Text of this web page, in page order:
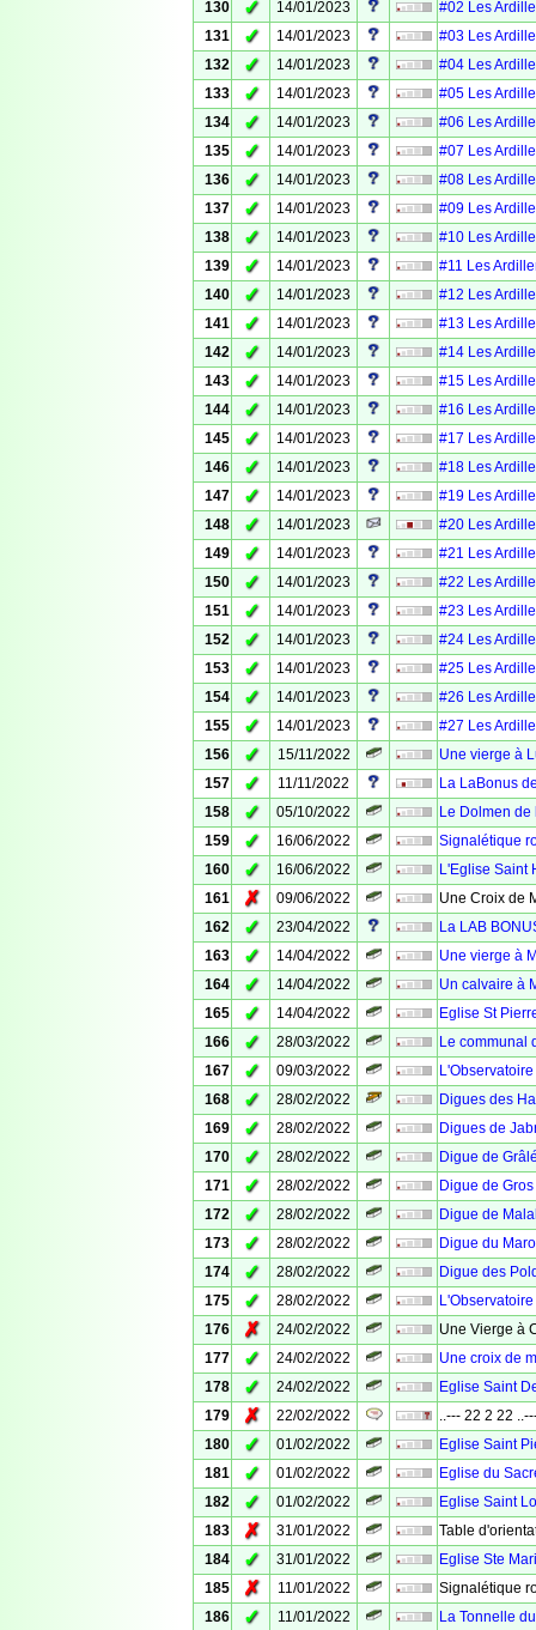
130 ✓ 14/01/2023
#02 Les
131
✓ 14/01/2023
#03 Les
132
✓ 14/01/2023
#04 Les
133
✓ 14/01/2023
#05 Les
134
✓ 14/01/2023
#06 Les
135
✓ 14/01/2023
#07 Les
136
✓ 14/01/2023
#08 Les
137
✓ 14/01/2023
#09 Les
138
✓ 14/01/2023
#10 Les
139
✓ 14/01/2023
#11 Les
140
✓ 14/01/2023
#12 Les
141
✓ 14/01/2023
#13 Les
142
✓ 14/01/2023
#14 Les
143
✓ 14/01/2023
#15 Les
144
✓ 14/01/2023
#16 Les
145
✓ 14/01/2023
#17 Les
146
✓ 14/01/2023
#18 Les
147
✓ 14/01/2023
#19 Les
148
✓ 14/01/2023
#20 Les
149
✓ 14/01/2023
#21 Les
150
✓ 14/01/2023
#22 Les
151
✓ 14/01/2023
#23 Les
152
✓ 14/01/2023
#24 Les
153
✓ 14/01/2023
#25 Les
154
✓ 14/01/2023
#26 Les
155
✓ 14/01/2023
#27 Les
156
✓ 15/11/2022
Une vierge à
157
✓ 11/11/2022
La LaBonus
158
✓ 05/10/2022
Le Dolmen
159
✓ 16/06/2022
Signalétique
160
✓ 16/06/2022
L'Eglise Saint
161
✗ 09/06/2022
Une Croix de
162
✓ 23/04/2022
La LAB
163
✓ 14/04/2022
Une vierge à
164
✓ 14/04/2022
Un calvaire à
165
✓ 14/04/2022
Eglise St
166
✓ 28/03/2022
Le communal
167
✓ 09/03/2022
168
✓ 28/02/2022
Digues des
169
✓ 28/02/2022
Digues de
170
✓ 28/02/2022
Digue de
171
✓ 28/02/2022
Digue de
172
✓ 28/02/2022
Digue de
173
✓ 28/02/2022
Digue du
174
✓ 28/02/2022
Digue des
175
✓ 28/02/2022
176
✗ 24/02/2022
Une Vierge à
177
✓ 24/02/2022
Une croix de
178
✓ 24/02/2022
Eglise Saint
179
✗ 22/02/2022
..--- 22 2 22
180
✓ 01/02/2022
Eglise Saint
181
✓ 01/02/2022
Eglise du
182
✓ 01/02/2022
Eglise Saint
183
✗ 31/01/2022
Table
184
✓ 31/01/2022
Eglise Ste
185
✗ 11/01/2022
Signalétique
186
✓ 11/01/2022
La Tonnelle